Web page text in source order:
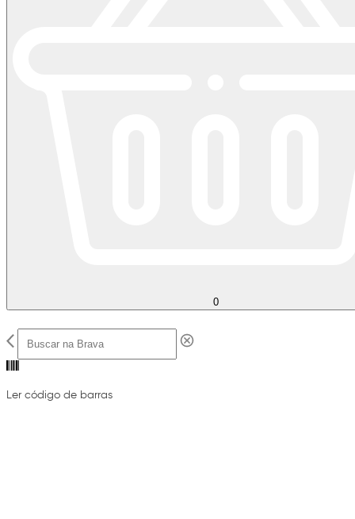
0
Ler código de barras